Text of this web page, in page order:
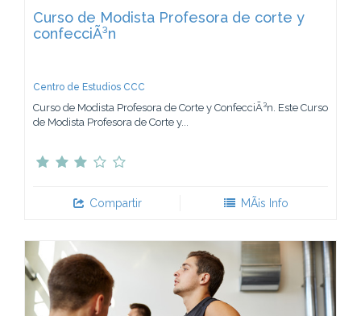
Curso de Modista Profesora de corte y
confecciÃ³n
Centro de Estudios CCC
Curso de Modista Profesora de Corte y ConfecciÃ³n. Este Curso
de Modista Profesora de Corte y...
Compartir MÃ¡s Info